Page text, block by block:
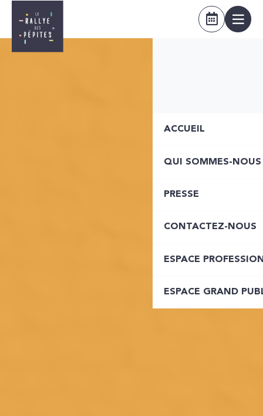
ACCUEIL
QUI SOMMES-NOUS
PRESSE
CONTACTEZ-NOUS
ESPACE
ESPACE GRAND